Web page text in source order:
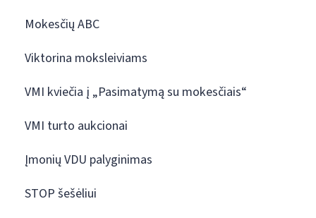
Mokesčių ABC
Viktorina moksleiviams
VMI kviečia į „Pasimatymą su mokesčiais“
VMI turto aukcionai
Įmonių VDU palyginimas
STOP šešėliui